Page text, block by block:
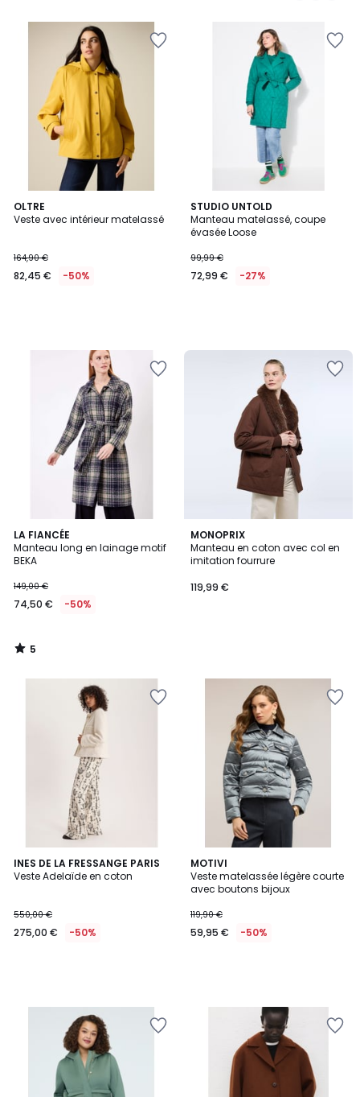
OLTRE
Veste avec intérieur matelassé
164,90 €
82,45 € -50%
STUDIO UNTOLD
Manteau matelassé, coupe
évasée Loose
99,99 €
72,99 € -27%
LA FIANCÉE
Manteau long en lainage motif
BEKA
149,00 €
74,50 € -50%
5
/
5
5
/
MONOPRIX
Manteau en coton avec col en
imitation fourrure
119,99 €
INES DE LA FRESSANGE PARIS
Veste Adelaïde en coton
550,00 €
275,00 € -50%
MOTIVI
Veste matelassée légère courte
avec boutons bijoux
119,90 €
59,95 € -50%